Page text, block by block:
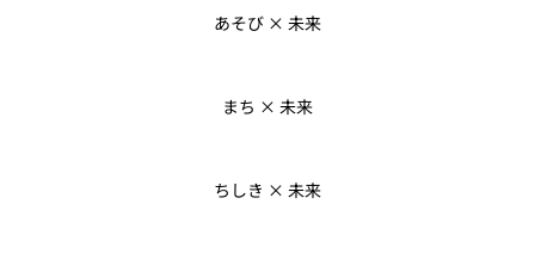
あそび × 未来
まち × 未来
ちしき × 未来